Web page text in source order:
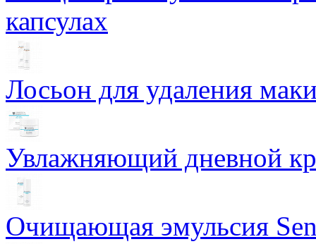
капсулах
Лосьон для удаления
Увлажняющий дневной
Очищающая эмульсия